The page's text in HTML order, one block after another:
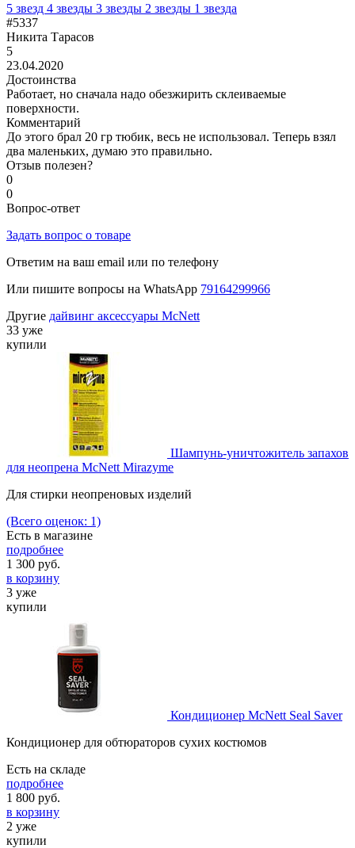
5 звезд 4 звезды 3 звезды 2 звезды 1 звезда
#5337
Никита Тарасов
5
23.04.2020
Достоинства
Работает, но сначала надо обезжирить склеиваемые
поверхности.
Комментарий
До этого брал 20 гр тюбик, весь не использовал. Теперь взял
два маленьких, думаю это правильно.
Отзыв полезен?
0
0
Вопрос-ответ
Задать вопрос о товаре
Ответим на ваш email или по телефону
Или пишите вопросы на WhatsApp 79164299966
Другие дайвинг аксессуары McNett
33 уже
купили
Шампунь-уничтожитель запахов
для неопрена McNett Mirazyme
Для стирки неопреновых изделий
(Всего оценок: 1)
Есть в магазине
подробнее
1 300 руб.
в корзину
3 уже
купили
Кондиционер McNett Seal Saver
Кондиционер для обтюраторов сухих костюмов
Есть на складе
подробнее
1 800 руб.
в корзину
2 уже
купили